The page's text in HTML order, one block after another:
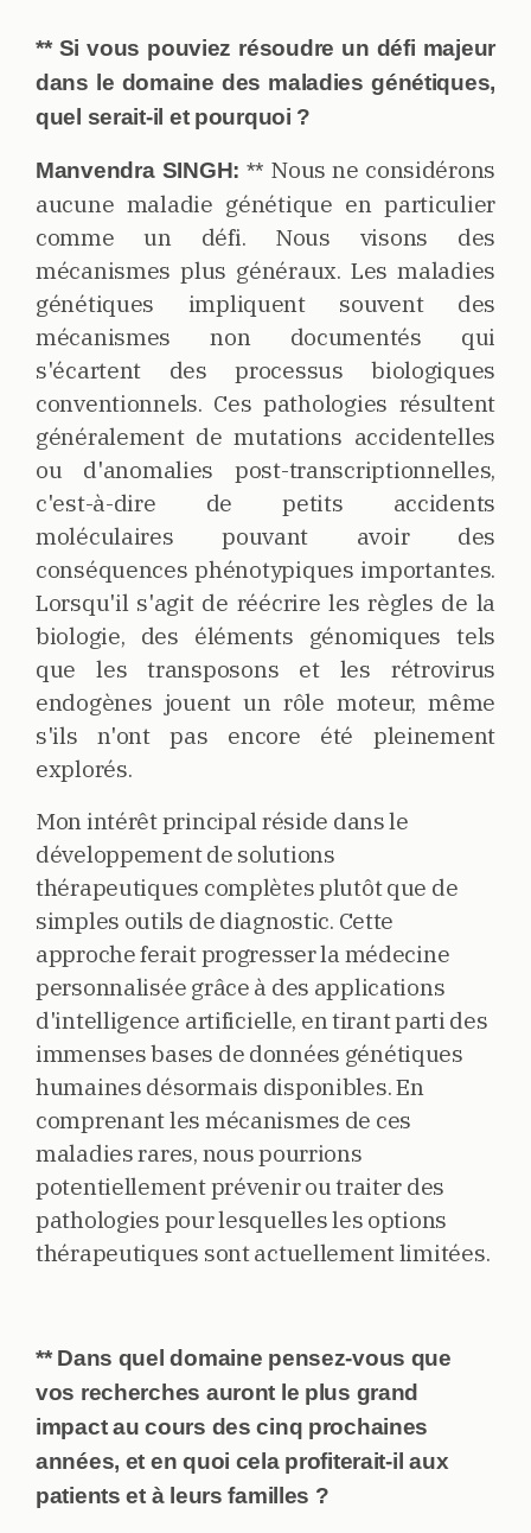
** Si vous pouviez résoudre un défi majeur
dans le domaine des maladies génétiques,
quel serait-il et pourquoi ?
Manvendra SINGH:** Nous ne considérons
aucune maladie génétique en particulier
comme un défi. Nous visons des
mécanismes plus généraux. Les maladies
génétiques impliquent souvent des
mécanismes non documentés qui
s'écartent des processus biologiques
conventionnels. Ces pathologies résultent
généralement de mutations accidentelles
ou d'anomalies post-transcriptionnelles,
c'est-à-dire de petits accidents
moléculaires pouvant avoir des
conséquences phénotypiques importantes.
Lorsqu'il s'agit de réécrire les règles de la
biologie, des éléments génomiques tels
que les transposons et les rétrovirus
endogènes jouent un rôle moteur, même
s'ils n'ont pas encore été pleinement
explorés.
Mon intérêt principal réside dans le
développement de solutions
thérapeutiques complètes plutôt que de
simples outils de diagnostic. Cette
approche ferait progresser la médecine
personnalisée grâce à des applications
d'intelligence artificielle, en tirant parti des
immenses bases de données génétiques
humaines désormais disponibles. En
comprenant les mécanismes de ces
maladies rares, nous pourrions
potentiellement prévenir ou traiter des
pathologies pour lesquelles les options
thérapeutiques sont actuellement limitées.
** Dans quel domaine pensez-vous que
vos recherches auront le plus grand
impact au cours des cinq prochaines
années, et en quoi cela profiterait-il aux
patients et à leurs familles ?